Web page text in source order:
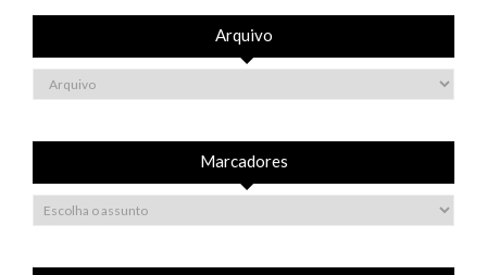
Arquivo
Marcadores